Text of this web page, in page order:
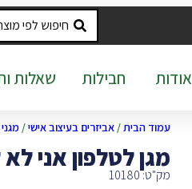
אודות חבילות שאלות
עמוד הבית/אביזרים בעיצוב אישי/
מגן לטלפון אני
מק"ט: 10180